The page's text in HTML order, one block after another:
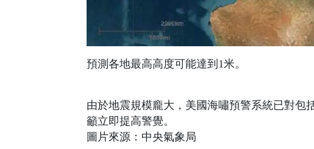
預測各地最高高度可能達到1米。
由於地震規模龐大，美國海嘯預警系統已對包
籲立即提高警覺。
圖片來源：中央氣象局